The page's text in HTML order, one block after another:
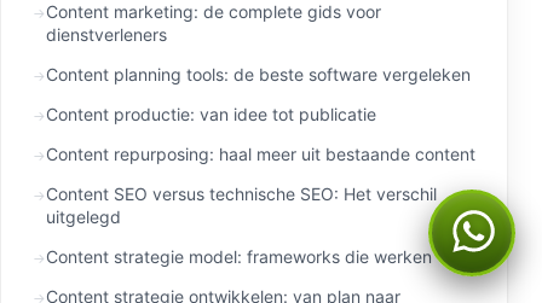
Content marketing: de complete gids voor
dienstverleners
Content planning tools: de beste software vergeleken
Content productie: van idee tot publicatie
Content repurposing: haal meer uit bestaande content
Content SEO versus technische SEO: Het verschil
uitgelegd
Content strategie model: frameworks die werken
Content strategie ontwikkelen: van plan naar
helpen?